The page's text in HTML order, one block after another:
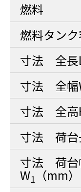
燃料
燃料タンク
寸法 全長
寸法 全幅
寸法 全高
寸法 荷台
寸法 荷台
W1 （mm）